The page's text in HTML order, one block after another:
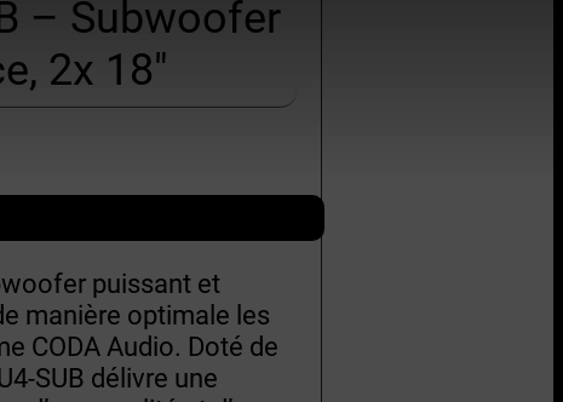
– Subwoofer
2x 18″
puissant et
manière optimale les
CODA Audio. Doté de
SUB délivre une